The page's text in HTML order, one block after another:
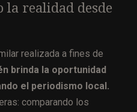
la realidad desde
realizada a fines de
brinda la oportunidad
el periodismo local.
comparando los